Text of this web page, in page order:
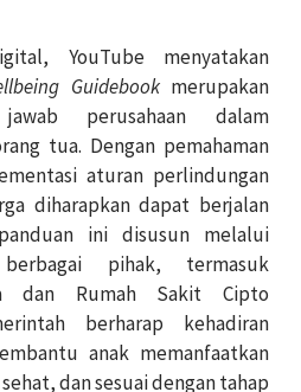
YouTube menyatakan
Guidebookmerupakan
perusahaan dalam
tua. Dengan pemahaman
aturan perlindungan
diharapkan dapat berjalan
ini disusun melalui
pihak, termasuk
dan Rumah Sakit Cipto
berharap kehadiran
anak memanfaatkan
dan sesuai dengan tahap